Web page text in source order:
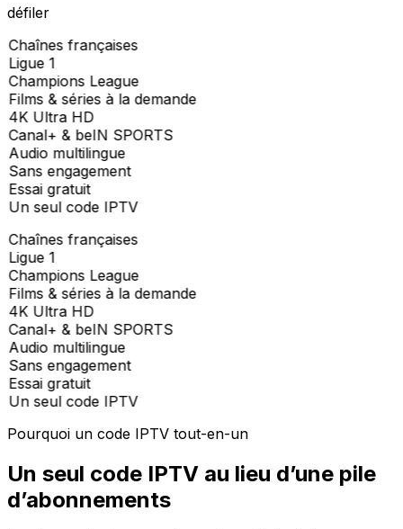
défiler
Chaînes françaises
Ligue 1
Champions League
Films & séries à la demande
4K Ultra HD
Canal+ & beIN SPORTS
Audio multilingue
Sans engagement
Essai gratuit
Un seul code IPTV
Chaînes françaises
Ligue 1
Champions League
Films & séries à la demande
4K Ultra HD
Canal+ & beIN SPORTS
Audio multilingue
Sans engagement
Essai gratuit
Un seul code IPTV
Pourquoi un code IPTV tout-en-un
Un seul code IPTV au lieu d’une pile
d’abonnements